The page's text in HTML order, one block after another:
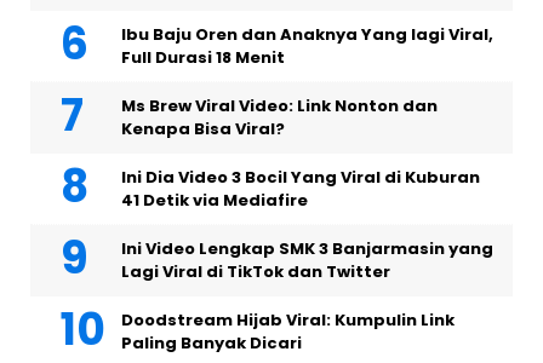
Ibu Baju Oren dan Anaknya Yang lagi Viral,
Full Durasi 18 Menit
Ms Brew Viral Video: Link Nonton dan
Kenapa Bisa Viral?
Ini Dia Video 3 Bocil Yang Viral di Kuburan
41 Detik via Mediafire
Ini Video Lengkap SMK 3 Banjarmasin yang
Lagi Viral di TikTok dan Twitter
Doodstream Hijab Viral: Kumpulin Link
Paling Banyak Dicari